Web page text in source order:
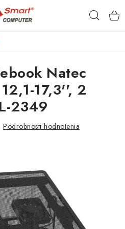
Natec
17,3'', 2
2349
Podrobnosti hodnotenia